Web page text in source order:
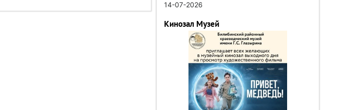
14-07-2026
Кинозал Музей